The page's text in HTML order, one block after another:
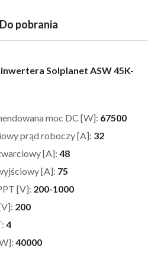
Do pobrania
Solplanet ASW 45K-
moc DC [W]: 67500
prąd roboczy [A]: 32
[A]:48
[A]: 75
[V]: 200-1000
200
4
40000